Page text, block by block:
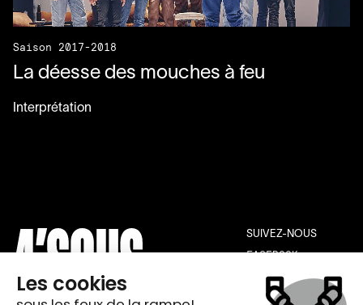
Saison 2017-2018
La déesse des mouches à feu
Interprétation
SUIVEZ-NOUS
FACEBOOK
YOUTUBE